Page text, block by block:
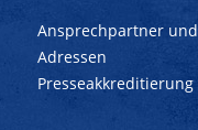
Ansprechpartner und
Adressen
Presseakkreditierung